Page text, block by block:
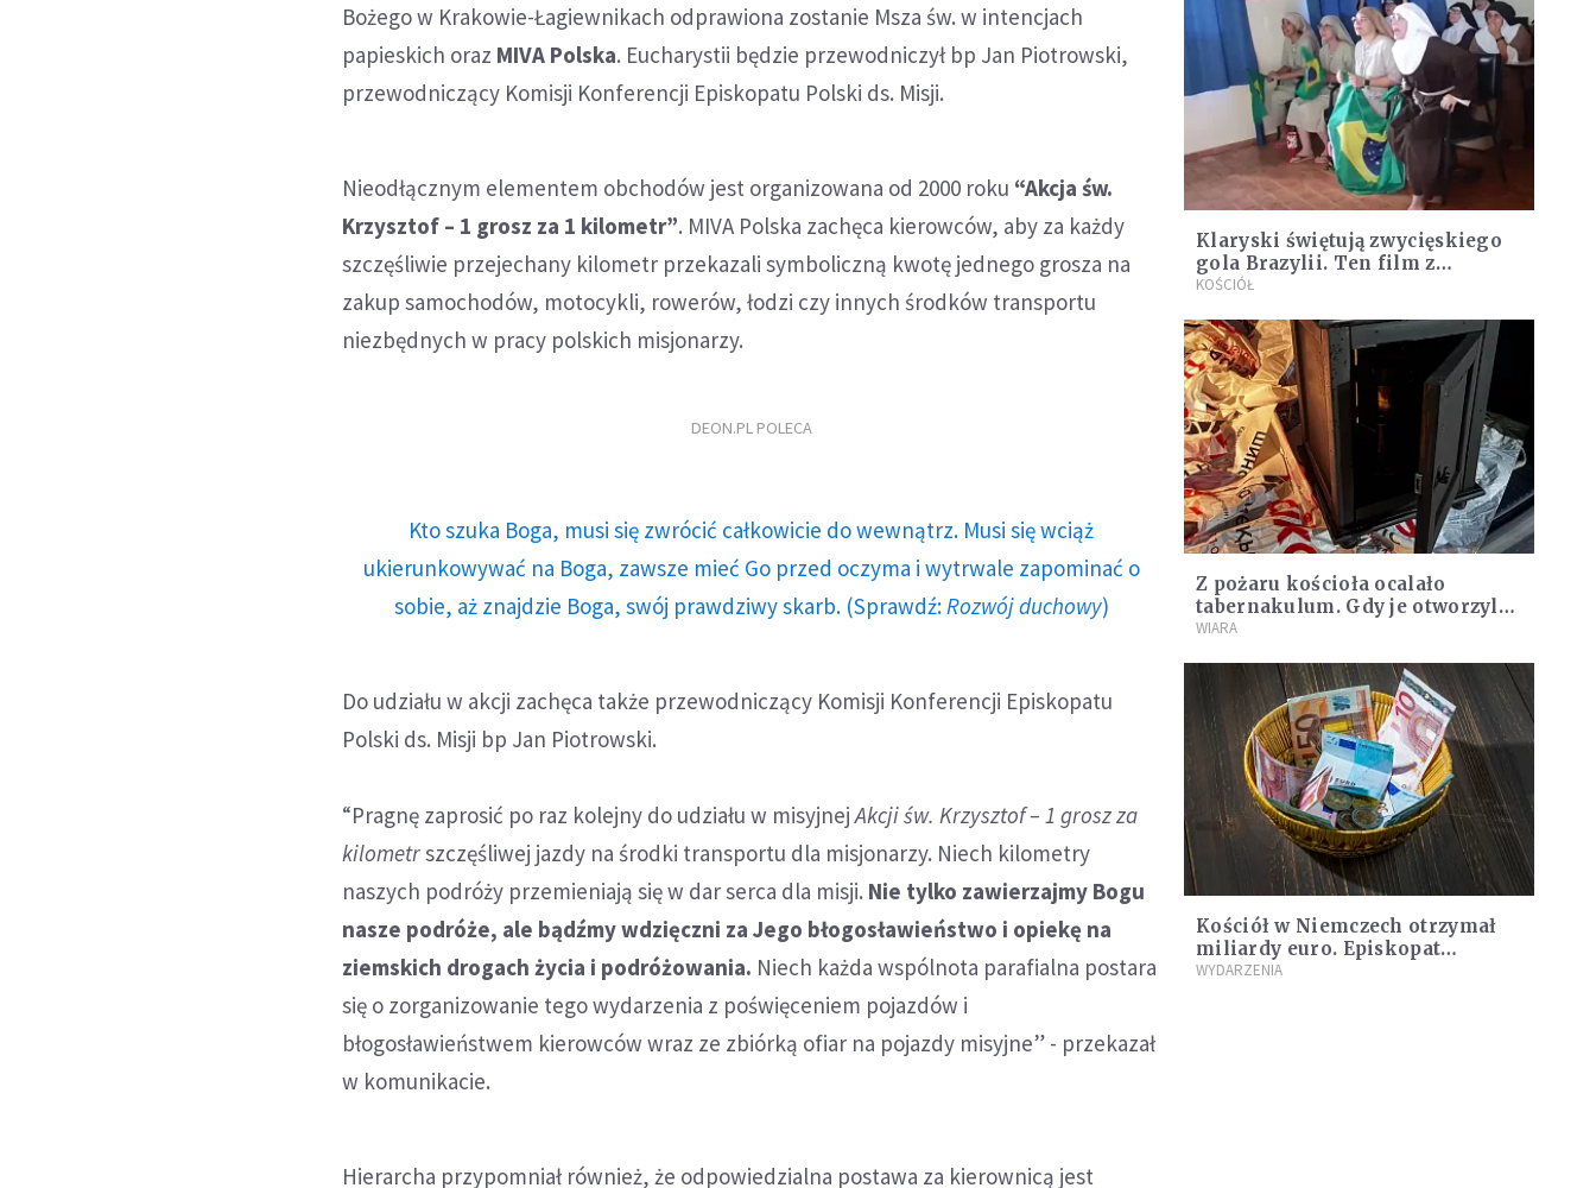
Bożego w Krakowie-Łagiewnikach odprawiona zostanie Msza św. w intencjach
papieskich oraz MIVA Polska. Eucharystii będzie przewodniczył bp Jan Piotrowski,
przewodniczący Komisji Konferencji Episkopatu Polski ds. Misji.
Nieodłącznym elementem obchodów jest organizowana od 2000 roku “Akcja św.
Krzysztof – 1 grosz za 1 kilometr”. MIVA Polska zachęca kierowców, aby za każdy
szczęśliwie przejechany kilometr przekazali symboliczną kwotę jednego grosza na
zakup samochodów, motocykli, rowerów, łodzi czy innych środków transportu
niezbędnych w pracy polskich misjonarzy.
DEON.PL POLECA
Kto szuka Boga, musi się zwrócić całkowicie do wewnątrz. Musi się wciąż
ukierunkowywać na Boga, zawsze mieć Go przed oczyma i wytrwale zapominać o
sobie, aż znajdzie Boga, swój prawdziwy skarb. (Sprawdź: Rozwój duchowy)
Do udziału w akcji zachęca także przewodniczący Komisji Konferencji Episkopatu
Polski ds. Misji bp Jan Piotrowski.
“Pragnę zaprosić po raz kolejny do udziału w misyjnejAkcji św. Krzysztof – 1 grosz za
kilometrszczęśliwej jazdy na środki transportu dla misjonarzy. Niech kilometry
naszych podróży przemieniają się w dar serca dla misji. Nie tylko zawierzajmy Bogu
nasze podróże, ale bądźmy wdzięczni za Jego błogosławieństwo i opiekę na
ziemskich drogach życia i podróżowania. Niech każda wspólnota parafialna postara
się o zorganizowanie tego wydarzenia z poświęceniem pojazdów i
błogosławieństwem kierowców wraz ze zbiórką ofiar na pojazdy misyjne” - przekazał
w komunikacie.
Hierarcha przypomniał również, że odpowiedzialna postawa za kierownicą jest
Klaryski świętują zwycięskiego
gola Brazylii. Ten film z
zakonnicami obejrzały już
KOŚCIÓŁ
Z pożaru kościoła ocalało
tabernakulum. Gdy je otworzyli,
"zapach świeżego chleba
WIARA
Kościół w Niemczech otrzymał
miliardy euro. Episkopat
opublikował nowe dane
WYDARZENIA